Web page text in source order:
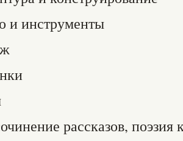
и инструменты
рассказов, поэзия